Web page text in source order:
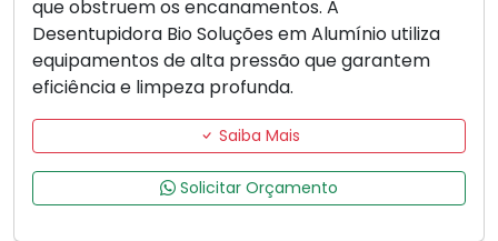
que obstruem os encanamentos. A
Desentupidora Bio Soluções em Alumínio utiliza
equipamentos de alta pressão que garantem
eficiência e limpeza profunda.
Saiba Mais
Solicitar Orçamento